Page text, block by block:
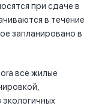
при сдаче в
в течение
запланировано в
все жилые